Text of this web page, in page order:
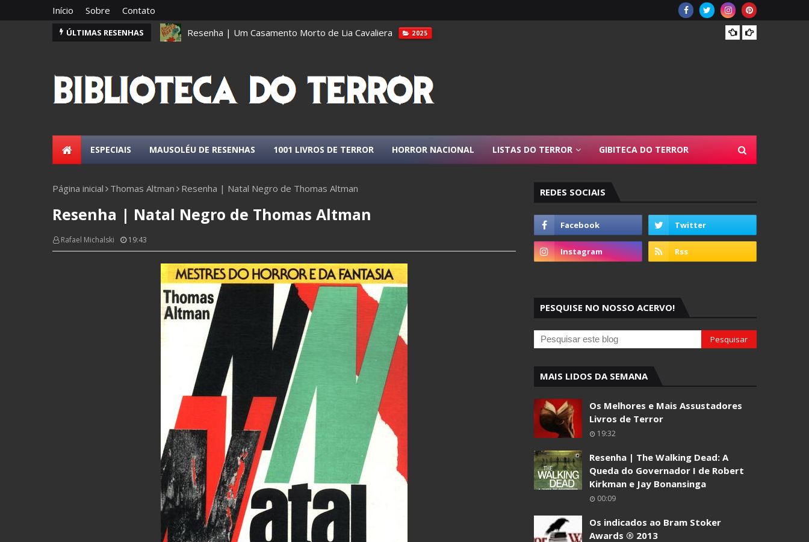
Início Sobre Contato
ÚLTIMAS RESENHAS Resenha | O Fantástico Amazônico: Guardiões da Terra
ESPECIAIS MAUSOLÉU DE RESENHAS 1001 LIVROS DE TERROR HORROR NACIONAL LISTAS DO TERROR GIBITECA DO TERROR
Página inicial Thomas Altman Resenha | Natal Negro de Thomas Altman
Resenha | Natal Negro de Thomas Altman
Rafael Michalski 19:43
REDES SOCIAIS
PESQUISE NO NOSSO ACERVO!
MAIS LIDOS DA SEMANA
Os Melhores e Mais Assustadores
Livros de Terror
19:32
Resenha | The Walking Dead: A
Queda do Governador I de Robert
Kirkman e Jay Bonansinga
00:09
Os indicados ao Bram Stoker
Awards ® 2013